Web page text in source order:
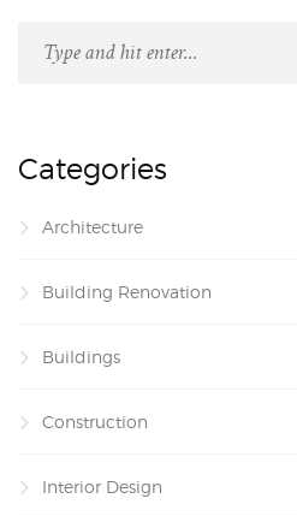
Categories
Architecture
Building Renovation
Buildings
Construction
Interior Design